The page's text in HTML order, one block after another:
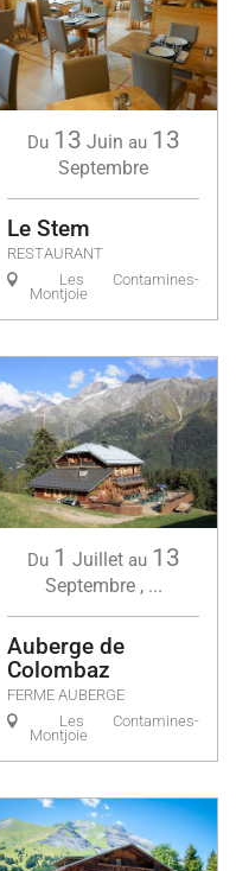
Du 13 Juin au 13
Septembre
Le Stem
RESTAURANT
Les Contamines-
Montjoie
Du 1 Juillet au 13
Septembre, ...
Auberge de
Colombaz
FERME AUBERGE
Les Contamines-
Montjoie